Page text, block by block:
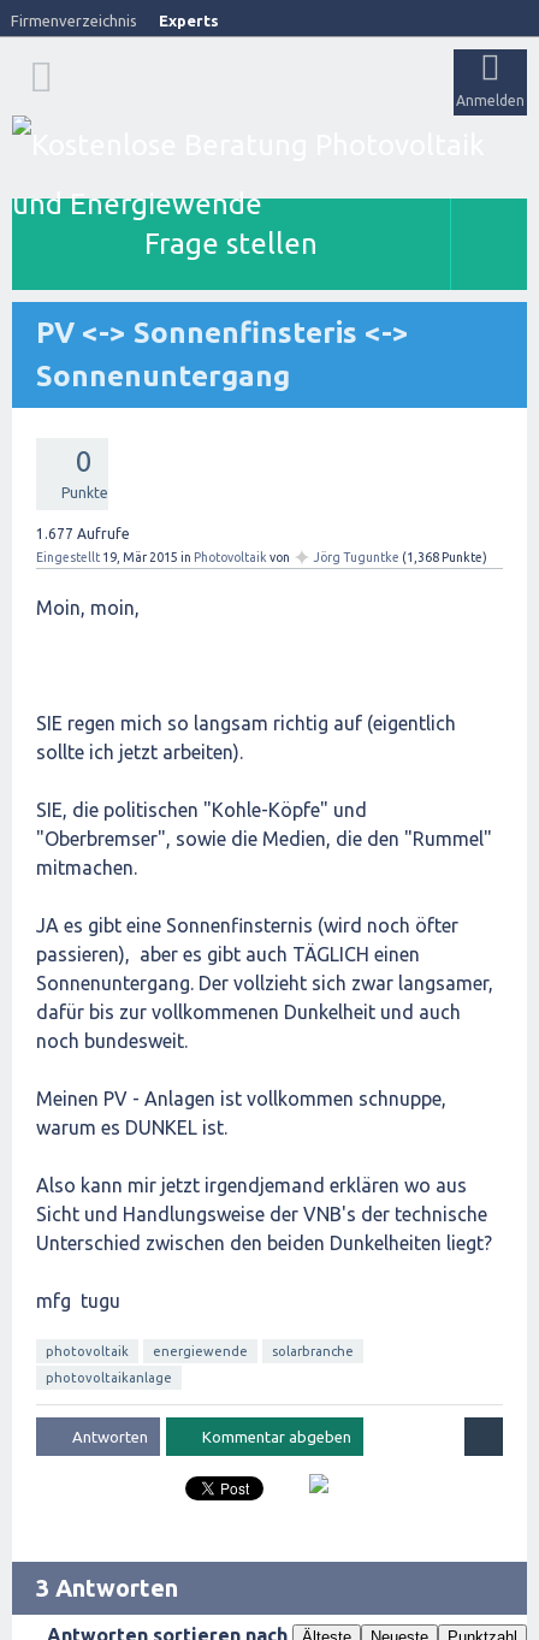
Firmenverzeichnis Experts
Anmelden
Frage stellen
PV <-> Sonnenfinsteris <->
Sonnenuntergang
0
Punkte
1.677 Aufrufe
Eingestellt 19, Mär 2015 in Photovoltaik von ✦ Jörg Tuguntke (1,368 Punkte)
Moin, moin,
SIE regen mich so langsam richtig auf (eigentlich
sollte ich jetzt arbeiten).
SIE, die politischen "Kohle-Köpfe" und
"Oberbremser", sowie die Medien, die den "Rummel"
mitmachen.
JA es gibt eine Sonnenfinsternis (wird noch öfter
passieren), aber es gibt auch TÄGLICH einen
Sonnenuntergang. Der vollzieht sich zwar langsamer,
dafür bis zur vollkommenen Dunkelheit und auch
noch bundesweit.
Meinen PV - Anlagen ist vollkommen schnuppe,
warum es DUNKEL ist.
Also kann mir jetzt irgendjemand erklären wo aus
Sicht und Handlungsweise der VNB's der technische
Unterschied zwischen den beiden Dunkelheiten liegt?
mfg tugu
photovoltaik energiewende
solarbranche
photovoltaikanlage
3 Antworten
Antworten sortieren nach